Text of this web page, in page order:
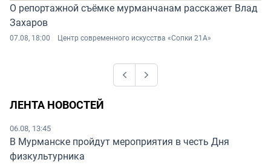
ЛЕНТА НОВОСТЕЙ
06.08, 13:45
В Мурманске пройдут мероприятия в честь Дня
физкультурника
О репортажной съёмке мурманчанам расскажет Влад
Захаров
07.08, 18:00 Центр современного искусства «Сопки 21А»
PreviousNext